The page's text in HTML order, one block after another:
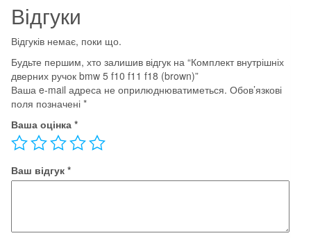
f18
(brown)
кількість
Відгуки
Відгуків немає, поки що.
Будьте першим, хто залишив відгук на “Комплект внутрішніх
дверних ручок bmw 5 f10 f11 f18 (brown)”
Ваша e-mail адреса не оприлюднюватиметься. Обов’язкові
поля позначені *
Ваша оцінка *
Ваш відгук *